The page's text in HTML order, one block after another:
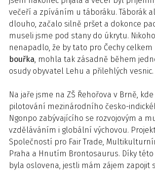
večeří a zpíváním u táboráku. Táborák
dlouho, začalo silně pršet a dokonce
museli jsme pod stany do úkrytu.
nenapadlo, že by tato pro Čechy celkem
bouřka, mohla tak zásadně během
osudy obyvatel Lehu a přilehlých vesnic.
Na jaře jsme na ZŠ Řehořova v Brně,
pilotování mezinárodního česko-
Ngonpo zabývajícího se rozvojovým a
vzděláváním i globální výchovou.
Společností pro Fair Trade,
Praha a Hnutím Brontosaurus. Díky
byla oslovena, jestli mám zájem zapojit